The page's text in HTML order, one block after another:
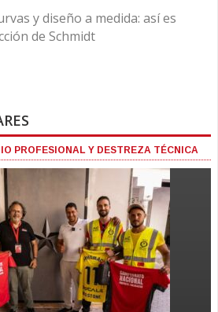
y diseño a medida: así es
de Schmidt
PROFESIONAL Y DESTREZA TÉCNICA